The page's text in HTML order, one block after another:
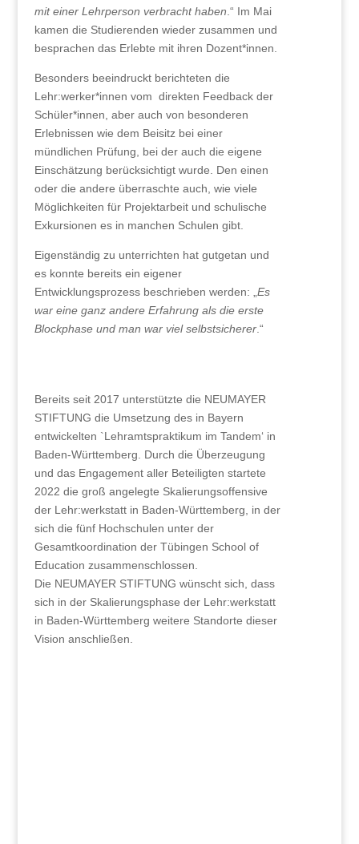
mit einer Lehrperson verbracht haben .“ Im Mai
kamen die Studierenden wieder zusammen und
besprachen das Erlebte mit ihren Dozent*innen.
Besonders beeindruckt berichteten die
Lehr:werker*innen vom direkten Feedback der
Schüler*innen, aber auch von besonderen
Erlebnissen wie dem Beisitz bei einer
mündlichen Prüfung, bei der auch die eigene
Einschätzung berücksichtigt wurde. Den einen
oder die andere überraschte auch, wie viele
Möglichkeiten für Projektarbeit und schulische
Exkursionen es in manchen Schulen gibt.
Eigenständig zu unterrichten hat gutgetan und
es konnte bereits ein eigener
Entwicklungsprozess beschrieben werden: „ Es
war eine ganz andere Erfahrung als die erste
Blockphase und man war viel selbstsicherer.“
Bereits seit 2017 unterstützte die NEUMAYER
STIFTUNG die Umsetzung des in Bayern
entwickelten `Lehramtspraktikum im Tandem‘ in
Baden-Württemberg. Durch die Überzeugung
und das Engagement aller Beteiligten startete
2022 die groß angelegte Skalierungsoffensive
der Lehr:werkstatt in Baden-Württemberg, in der
sich die fünf Hochschulen unter der
Gesamtkoordination der Tübingen School of
Education zusammenschlossen.
Die NEUMAYER STIFTUNG wünscht sich, dass
sich in der Skalierungsphase der Lehr:werkstatt
in Baden-Württemberg weitere Standorte dieser
Vision anschließen.